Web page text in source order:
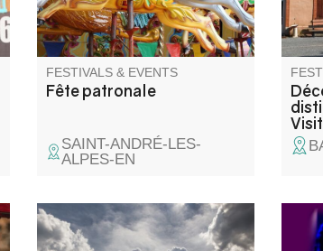
FESTIVALS & EVENTS
Fête patronale
SAINT-ANDRÉ-LES-
ALPES-EN
An in-depth tour of the history